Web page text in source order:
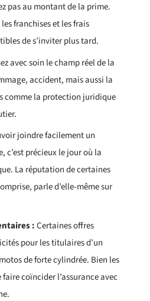
pas au montant de la prime.
franchises et les frais
de s’inviter plus tard.
avec soin le champ réel de la
accident, mais aussi la
comme la protection juridique
joindre facilement un
c’est précieux le jour où la
La réputation de certaines
parle d’elle-même sur
:Certaines offres
pour les titulaires d’un
de forte cylindrée. Bien les
coïncider l’assurance avec